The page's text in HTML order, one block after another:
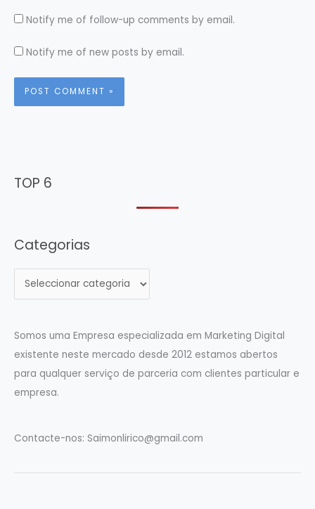
Notify me of follow-up comments by email.
Notify me of new posts by email.
TOP 6
Categorias
a
e
g
o
r
Somos uma Empresa especializada em Marketing Digital
existente neste mercado desde 2012 estamos abertos
para qualquer serviço de parceria com clientes particular e
empresa.
Contacte-nos: Saimonlirico@gmail.com